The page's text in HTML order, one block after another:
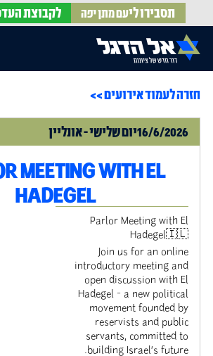
תסבירו ליעם מתן יפה לקבוצת
בית
עלינו
אירועים
חדשות אל הדגל
עדכונים מהשטח
הופעות בתקשורת
חוק אל הדגל
צרו קשר
EN
חזרה לעמוד אירועים >>
16/6/2026יוםשלישי-אונליין
MEETING WITH EL
HADEGEL
Parlor Meeting with El
Hadegel🇮🇱
Join us for an online
introductory meeting and
open discussion with El
Hadegel - a new political
movement founded by
reservists and public
servants, committed to
building Israel’s future.